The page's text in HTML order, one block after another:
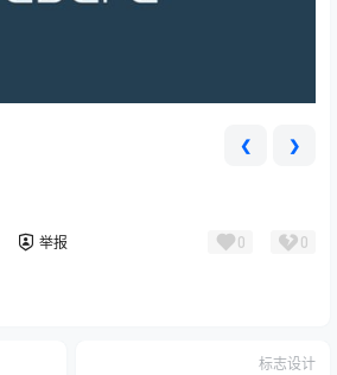
❮ ❯
举报 0 0
标志设计